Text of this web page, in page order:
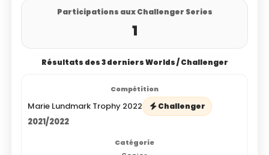
Participations aux Challenger Series
1
Résultats des 3 derniers Worlds / Challenger
Marie Lundmark Trophy 2022 Challenger
2021/2022